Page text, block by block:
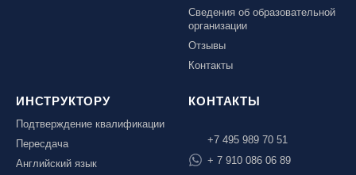
Сведения об образовательной
организации
Отзывы
Контакты
ИНСТРУКТОРУ
Подтверждение квалификации
Пересдача
Английский язык
КОНТАКТЫ
+7 495 989 70 51
+ 7 910 086 06 89